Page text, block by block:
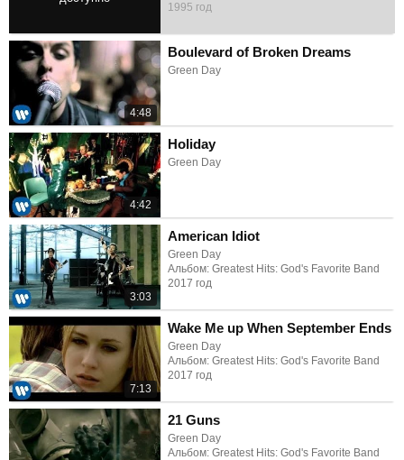
1995 год
4:48
Boulevard of Broken Dreams
Green Day
4:42
Holiday
Green Day
3:03
American Idiot
Green Day
Альбом: Greatest Hits: God's Favorite Band
2017 год
7:13
Wake Me up When September Ends
Green Day
Альбом: Greatest Hits: God's Favorite Band
2017 год
21 Guns
Green Day
Альбом: Greatest Hits: God's Favorite Band